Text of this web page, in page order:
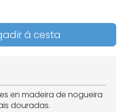
á cesta
en madeira de nogueira
douradas.